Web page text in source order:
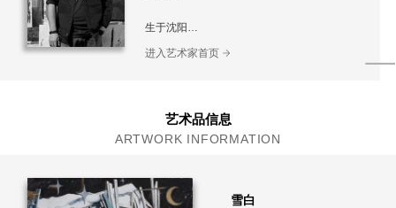
生于沈阳
进入艺术家首页
艺术品信息
ARTWORK INFORMATION
雪白